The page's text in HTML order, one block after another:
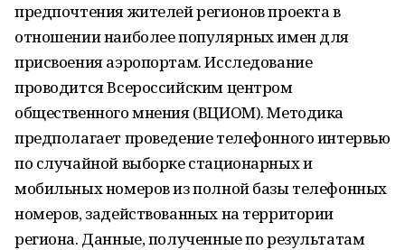
предпочтения жителей регионов проекта в
отношении наиболее популярных имен для
присвоения аэропортам. Исследование
проводится Всероссийским центром
общественного мнения (ВЦИОМ). Методика
предполагает проведение телефонного интервью
по случайной выборке стационарных и
мобильных номеров из полной базы телефонных
номеров, задействованных на территории
региона. Данные, полученные по результатам